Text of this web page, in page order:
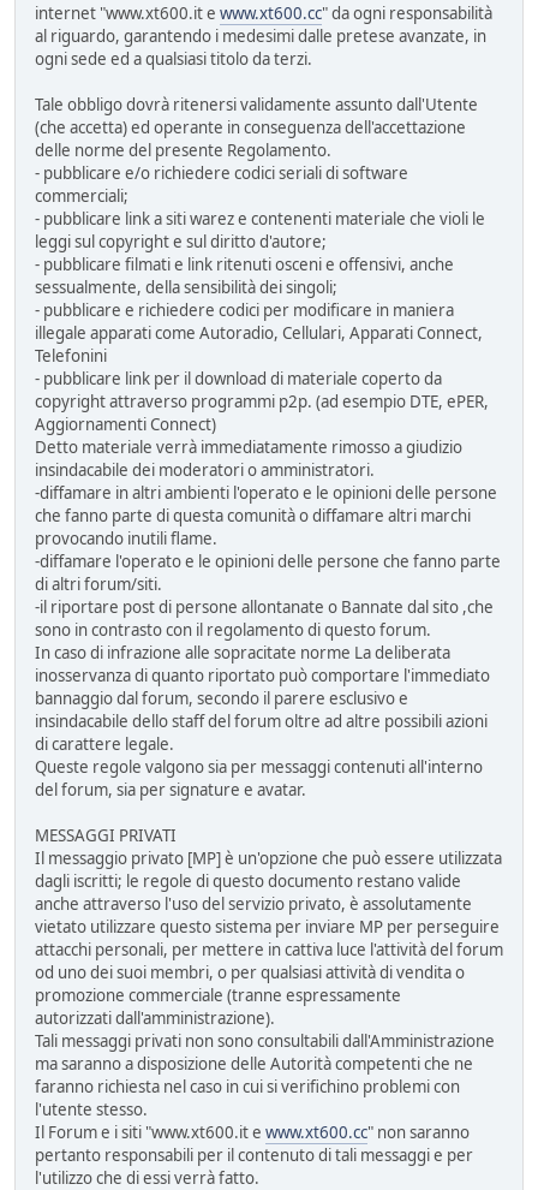
internet "www.xt600.it e www.xt600.cc" da ogni responsabilità
al riguardo, garantendo i medesimi dalle pretese avanzate, in
ogni sede ed a qualsiasi titolo da terzi.
Tale obbligo dovrà ritenersi validamente assunto dall'Utente
(che accetta) ed operante in conseguenza dell'accettazione
delle norme del presente Regolamento.
- pubblicare e/o richiedere codici seriali di software
commerciali;
- pubblicare link a siti warez e contenenti materiale che violi le
leggi sul copyright e sul diritto d'autore;
- pubblicare filmati e link ritenuti osceni e offensivi, anche
sessualmente, della sensibilità dei singoli;
- pubblicare e richiedere codici per modificare in maniera
illegale apparati come Autoradio, Cellulari, Apparati Connect,
Telefonini
- pubblicare link per il download di materiale coperto da
copyright attraverso programmi p2p. (ad esempio DTE, ePER,
Aggiornamenti Connect)
Detto materiale verrà immediatamente rimosso a giudizio
insindacabile dei moderatori o amministratori.
-diffamare in altri ambienti l'operato e le opinioni delle persone
che fanno parte di questa comunità o diffamare altri marchi
provocando inutili flame.
-diffamare l'operato e le opinioni delle persone che fanno parte
di altri forum/siti.
-il riportare post di persone allontanate o Bannate dal sito ,che
sono in contrasto con il regolamento di questo forum.
In caso di infrazione alle sopracitate norme La deliberata
inosservanza di quanto riportato può comportare l'immediato
bannaggio dal forum, secondo il parere esclusivo e
insindacabile dello staff del forum oltre ad altre possibili azioni
di carattere legale.
Queste regole valgono sia per messaggi contenuti all'interno
del forum, sia per signature e avatar.
MESSAGGI PRIVATI
Il messaggio privato [MP] è un'opzione che può essere utilizzata
dagli iscritti; le regole di questo documento restano valide
anche attraverso l'uso del servizio privato, è assolutamente
vietato utilizzare questo sistema per inviare MP per perseguire
attacchi personali, per mettere in cattiva luce l'attività del forum
od uno dei suoi membri, o per qualsiasi attività di vendita o
promozione commerciale (tranne espressamente
autorizzati dall'amministrazione).
Tali messaggi privati non sono consultabili dall'Amministrazione
ma saranno a disposizione delle Autorità competenti che ne
faranno richiesta nel caso in cui si verifichino problemi con
l'utente stesso.
Il Forum e i siti "www.xt600.it e www.xt600.cc" non saranno
pertanto responsabili per il contenuto di tali messaggi e per
l'utilizzo che di essi verrà fatto.